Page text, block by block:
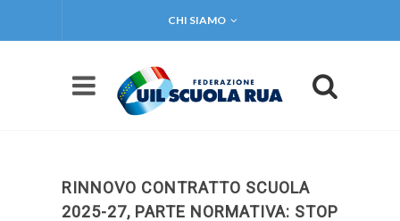
CHI SIAMO
RINNOVO CONTRATTO SCUOLA
2025-27, PARTE NORMATIVA: STOP